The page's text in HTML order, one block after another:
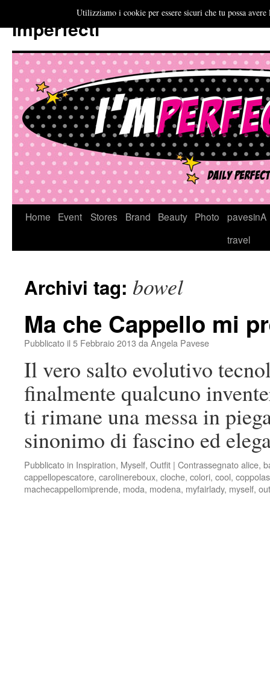
Imperfecti
VaiHome Event Stores Brand Beauty Photo
pavesinA
travel
Archivi tag: bowel
Ma che Cappello mi
Pubblicato il 5 Febbraio 2013 da Angela Pavese
Il vero salto evolutivo
finalmente qualcuno
ti rimane una messa in
sinonimo di fascino ed
Pubblicato in Inspiration, Myself, Outfit | Contrassegnatoalice,
cappellopescatore, carolinereboux, cloche, colori, cool,
machecappellomiprende, moda, modena, myfairlady, myself,
Utilizziamo i cookie per essere sicuri che tu possa